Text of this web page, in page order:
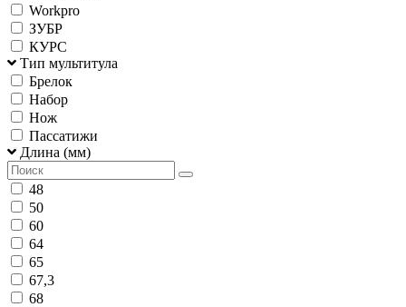
Workpro
ЗУБР
КУРС
Тип мультитула
Брелок
Набор
Нож
Пассатижи
Длина (мм)
48
50
60
64
65
67,3
68